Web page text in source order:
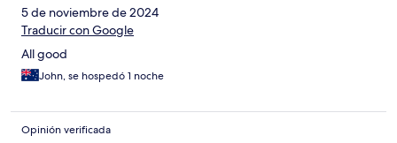
5 de noviembre de 2024
Traducir con Google
All good
John, se hospedó 1 noche
Opinión verificada